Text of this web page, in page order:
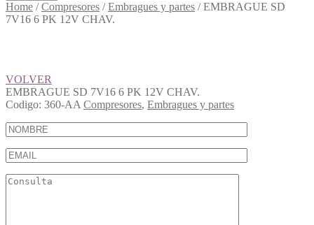
Home /Compresores /Embragues y partes /EMBRAGUE SD
7V16 6 PK 12V CHAV.
VOLVER
EMBRAGUE SD 7V16 6 PK 12V CHAV.
Codigo: 360-AA Compresores, Embragues y partes